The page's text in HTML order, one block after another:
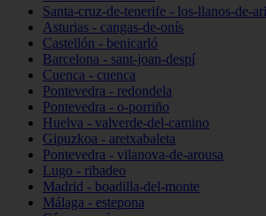
Santa-cruz-de-tenerife - los-llanos-de-
Asturias - cangas-de-onís
Castellón - benicarló
Barcelona - sant-joan-despí
Cuenca - cuenca
Pontevedra - redondela
Pontevedra - o-porriño
Huelva - valverde-del-camino
Gipuzkoa - aretxabaleta
Pontevedra - vilanova-de-arousa
Lugo - ribadeo
Madrid - boadilla-del-monte
Málaga - estepona